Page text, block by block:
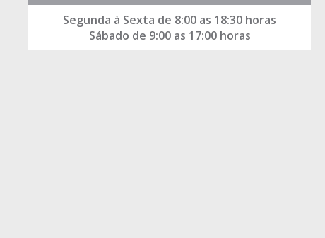
Segunda à Sexta de 8:00 as 18:30 horas
Sábado de 9:00 as 17:00 horas